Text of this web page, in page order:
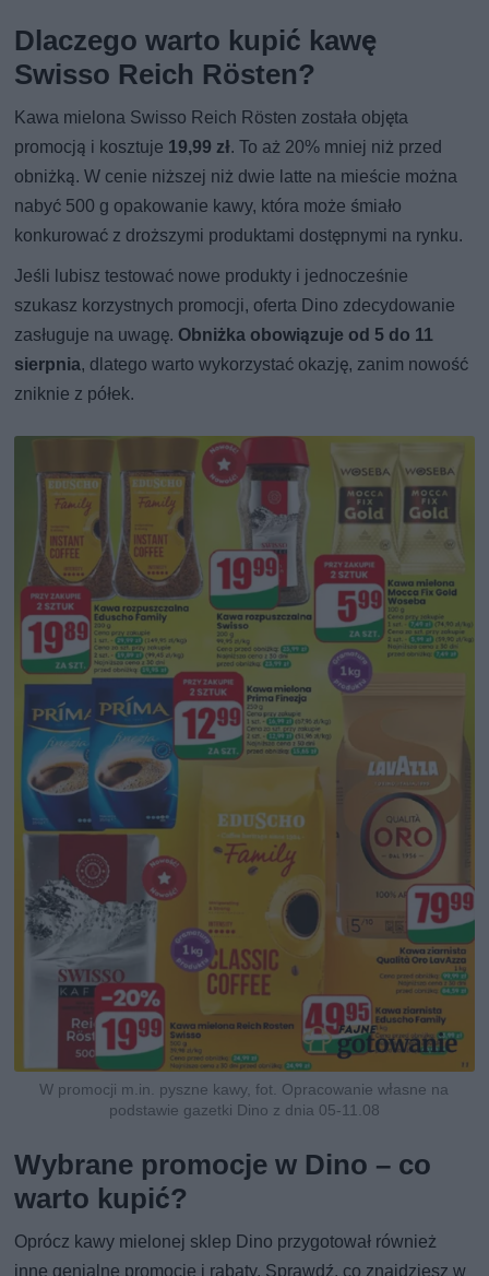
Dlaczego warto kupić kawę
Swisso Reich Rösten?
Kawa mielona Swisso Reich Rösten została objęta
promocją i kosztuje 19,99 zł. To aż 20% mniej niż przed
obniżką. W cenie niższej niż dwie latte na mieście można
nabyć 500 g opakowanie kawy, która może śmiało
konkurować z droższymi produktami dostępnymi na rynku.
Jeśli lubisz testować nowe produkty i jednocześnie
szukasz korzystnych promocji, oferta Dino zdecydowanie
zasługuje na uwagę. Obniżka obowiązuje od 5 do 11
sierpnia, dlatego warto wykorzystać okazję, zanim nowość
zniknie z półek.
W promocji m.in. pyszne kawy, fot. Opracowanie własne na
podstawie gazetki Dino z dnia 05-11.08
Wybrane promocje w Dino – co
warto kupić?
Oprócz kawy mielonej sklep Dino przygotował również
inne genialne promocje i rabaty. Sprawdź, co znajdziesz w